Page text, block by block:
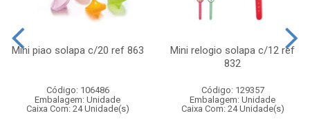
Mini piao solapa c/20 ref 863
Código: 106486
Embalagem: Unidade
Caixa Com: 24 Unidade(s)
Mini relogio solapa c/12 ref
832
Código: 129357
Embalagem: Unidade
Caixa Com: 24 Unidade(s)